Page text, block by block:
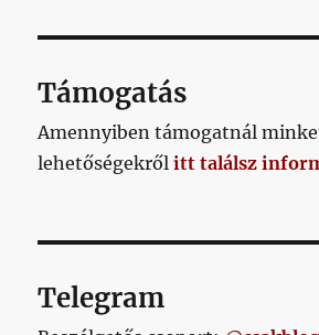
Támogatás
Amennyiben támogatnál
lehetőségekrőlitt találsz
Telegram